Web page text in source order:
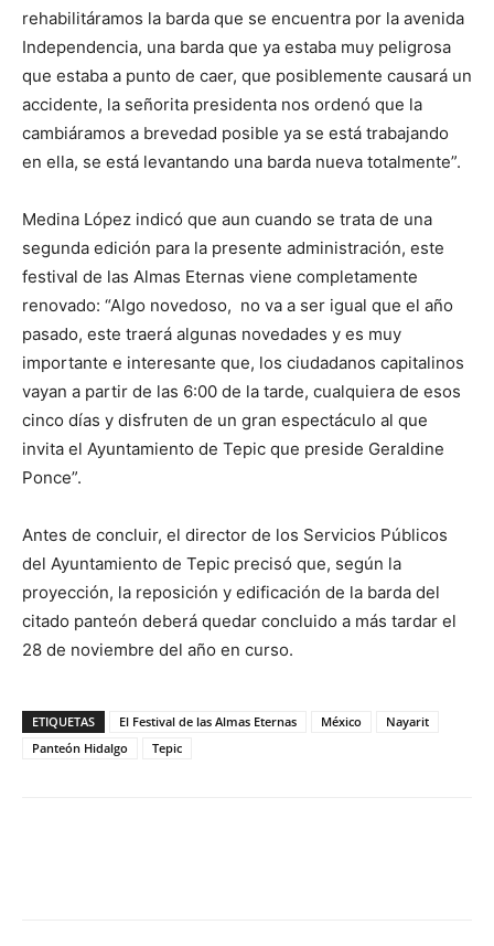
rehabilitáramos la barda que se encuentra por la avenida
Independencia, una barda que ya estaba muy peligrosa
que estaba a punto de caer, que posiblemente causará un
accidente, la señorita presidenta nos ordenó que la
cambiáramos a brevedad posible ya se está trabajando
en ella, se está levantando una barda nueva totalmente”.
Medina López indicó que aun cuando se trata de una
segunda edición para la presente administración, este
festival de las Almas Eternas viene completamente
renovado: “Algo novedoso, no va a ser igual que el año
pasado, este traerá algunas novedades y es muy
importante e interesante que, los ciudadanos capitalinos
vayan a partir de las 6:00 de la tarde, cualquiera de esos
cinco días y disfruten de un gran espectáculo al que
invita el Ayuntamiento de Tepic que preside Geraldine
Ponce”.
Antes de concluir, el director de los Servicios Públicos
del Ayuntamiento de Tepic precisó que, según la
proyección, la reposición y edificación de la barda del
citado panteón deberá quedar concluido a más tardar el
28 de noviembre del año en curso.
ETIQUETAS El Festival de las Almas Eternas México
Nayarit
Panteón Hidalgo
Tepic